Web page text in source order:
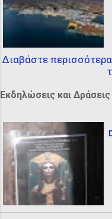
Διαβάστε
Εκδηλώσεις και Δράσεις